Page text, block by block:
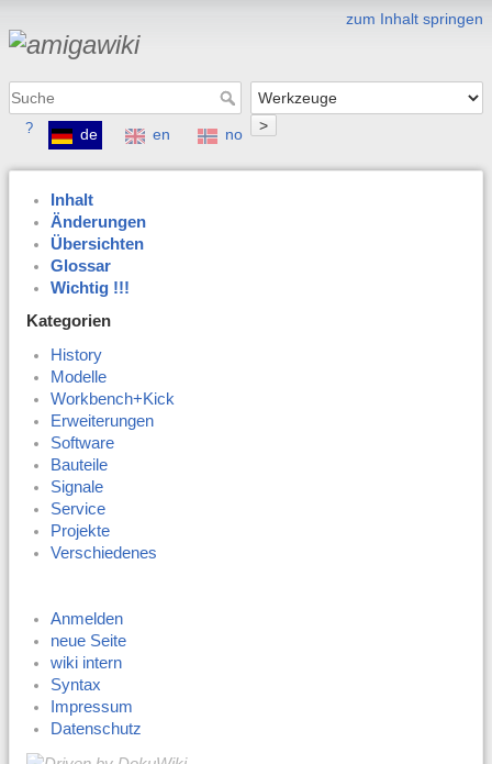
zum Inhalt springen
>
? de en no
Inhalt
Änderungen
Übersichten
Glossar
Wichtig !!!
Kategorien
History
Modelle
Workbench+Kick
Erweiterungen
Software
Bauteile
Signale
Service
Projekte
Verschiedenes
Anmelden
neue Seite
wiki intern
Syntax
Impressum
Datenschutz